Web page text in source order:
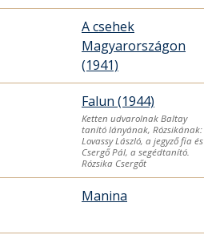
A csehek
Magyarországon
(1941)
Falun (1944)
Ketten udvarolnak Baltay
tanító lányának, Rózsikának:
Lovassy László, a jegyző fia és
Csergő Pál, a segédtanító.
Rózsika Csergőt
Manina